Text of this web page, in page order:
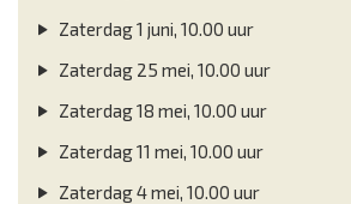
Zaterdag 1 juni, 10.00 uur
Zaterdag 25 mei, 10.00 uur
Zaterdag 18 mei, 10.00 uur
Zaterdag 11 mei, 10.00 uur
Zaterdag 4 mei, 10.00 uur